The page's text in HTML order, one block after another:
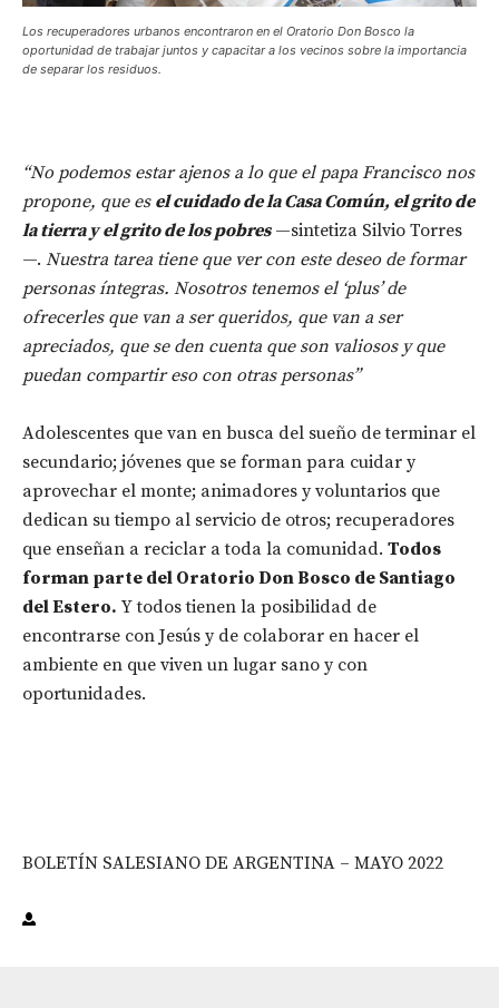
Los recuperadores urbanos encontraron en el Oratorio Don Bosco la
oportunidad de trabajar juntos y capacitar a los vecinos sobre la importancia
de separar los residuos.
“No podemos estar ajenos a lo que el papa Francisco nos
propone, que es el cuidado de la Casa Común, el grito de
la tierra y el grito de los pobres —sintetiza Silvio Torres
—. Nuestra tarea tiene que ver con este deseo de formar
personas íntegras. Nosotros tenemos el ‘plus’ de
ofrecerles que van a ser queridos, que van a ser
apreciados, que se den cuenta que son valiosos y que
puedan compartir eso con otras personas”
Adolescentes que van en busca del sueño de terminar el
secundario; jóvenes que se forman para cuidar y
aprovechar el monte; animadores y voluntarios que
dedican su tiempo al servicio de otros; recuperadores
que enseñan a reciclar a toda la comunidad. Todos
forman parte del Oratorio Don Bosco de Santiago
del Estero. Y todos tienen la posibilidad de
encontrarse con Jesús y de colaborar en hacer el
ambiente en que viven un lugar sano y con
oportunidades.
BOLETÍN SALESIANO DE ARGENTINA – MAYO 2022